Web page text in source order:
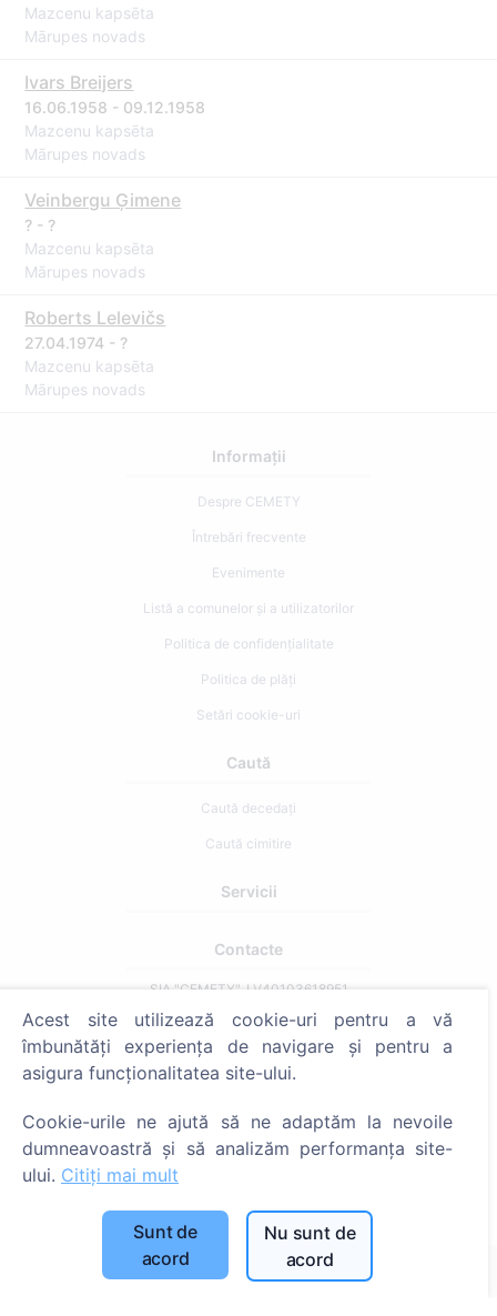
Mazcenu kapsēta
Mārupes novads
Ivars Breijers
16.06.1958 - 09.12.1958
Mazcenu kapsēta
Mārupes novads
Veinbergu Ģimene
? - ?
Mazcenu kapsēta
Mārupes novads
Roberts Lelevičs
27.04.1974 - ?
Mazcenu kapsēta
Mārupes novads
Informații
Despre CEMETY
Întrebări frecvente
Evenimente
Listă a comunelor și a utilizatorilor
Politica de confidențialitate
Politica de plăți
Setări cookie-uri
Caută
Caută decedați
Caută cimitire
Servicii
Contacte
SIA "CEMETY", LV40103618951
371 29144816
info@cemety.lv
© 2013 - 2026 Cemety Toate drepturile rezervate
Politica de confidențialitate și termeni.
Acest site utilizează cookie-uri pentru a vă
îmbunătăți experiența de navigare și pentru a
asigura funcționalitatea site-ului.
Cookie-urile ne ajută să ne adaptăm la nevoile
dumneavoastră și să analizăm performanța site-
ului. Citiți mai mult
Sunt de
acord
Nu sunt de
acord